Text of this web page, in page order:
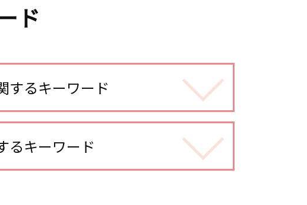
ド
するキーワード
対策 探偵
るキーワード